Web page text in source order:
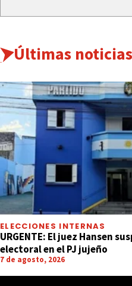
Últimas noticias
ELECCIONES INTERNAS
URGENTE: El juez Hansen
electoral en el PJ jujeño
7 de agosto, 2026